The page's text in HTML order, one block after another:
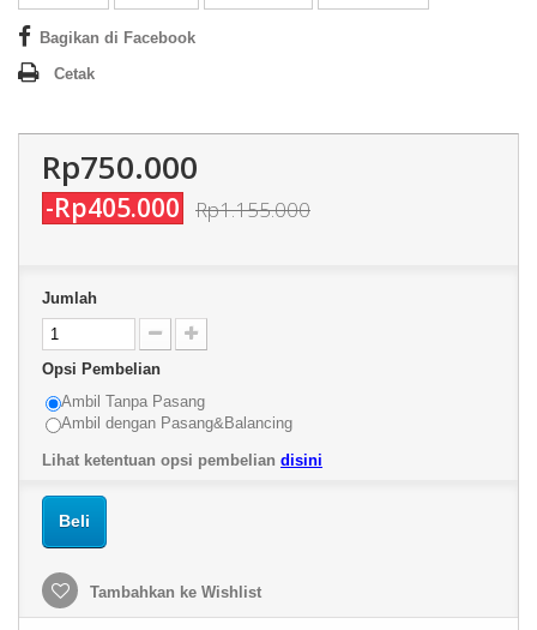
Bagikan di Facebook
Cetak
Rp750.000
-Rp405.000 Rp1.155.000
Jumlah
Opsi Pembelian
Ambil Tanpa Pasang
Ambil dengan Pasang&Balancing
Lihat ketentuan opsi pembelian disini
Beli
Tambahkan ke Wishlist